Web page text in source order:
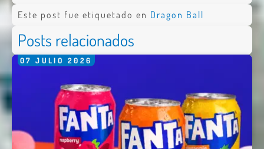
Este post fue etiquetado en Dragon Ball
Posts relacionados
07 JULIO 2026